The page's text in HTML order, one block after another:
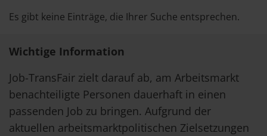
Es gibt keine Einträge, die Ihrer Suche entsprechen.
Wichtige Information
Job-TransFair zielt darauf ab, am Arbeitsmarkt
benachteiligte Personen dauerhaft in einen
passenden Job zu bringen. Aufgrund der
aktuellen arbeitsmarktpolitischen Zielsetzungen
Geschichte
News
Newsletter
Standorte